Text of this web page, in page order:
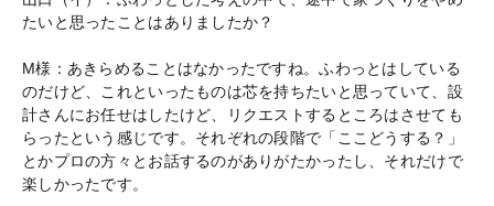
たいと思ったことはありましたか？
M様：あきらめることはなかったですね。ふわっとはしている
のだけど、これといったものは芯を持ちたいと思っていて、設
計さんにお任せはしたけど、リクエストするところはさせても
らったという感じです。それぞれの段階で「ここどうする？」
とかプロの方々とお話するのがありがたかったし、それだけで
楽しかったです。